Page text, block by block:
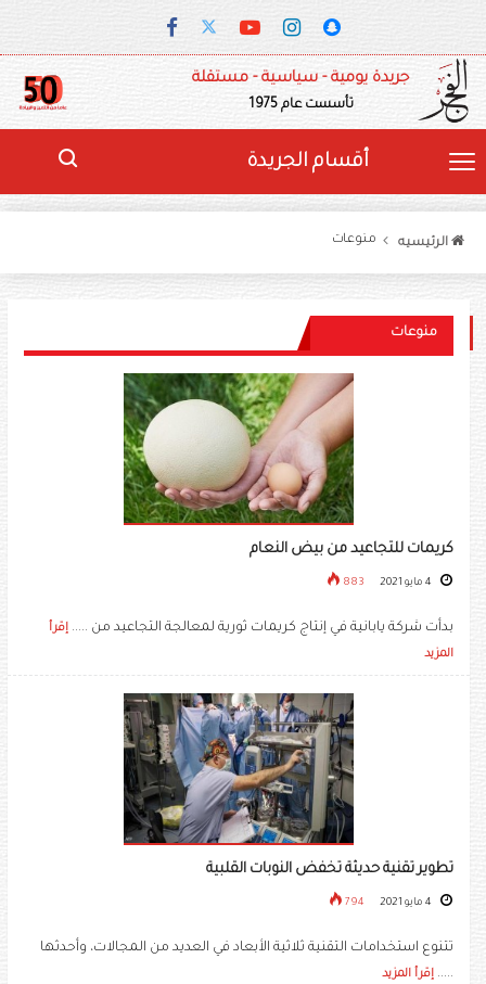
جريدة يومية - سياسية - مستقلة
تأسست عام 1975
أقسام الجريدة
الرئيسيه منوعات
منوعات
كريمات للتجاعيد من بيض النعام
883
بدأت شركة يابانية في إنتاج كريمات ثورية لمعالجة التجاعيد من ..... إقرأ
المزيد
تطوير تقنية حديثة تخفض النوبات القلبية
794
تتنوع استخدامات التقنية ثلاثية الأبعاد في العديد من المجالات، وأحدثها
..... إقرأ المزيد